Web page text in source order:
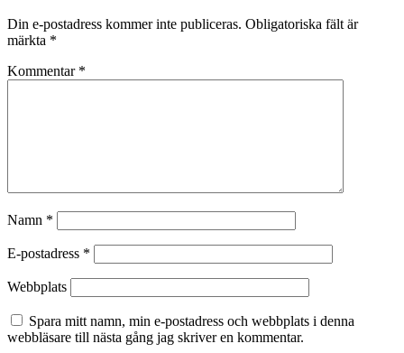
Din e-postadress kommer inte publiceras. Obligatoriska fält är
märkta *
Kommentar *
Namn *
E-postadress *
Webbplats
Spara mitt namn, min e-postadress och webbplats i denna
webbläsare till nästa gång jag skriver en kommentar.